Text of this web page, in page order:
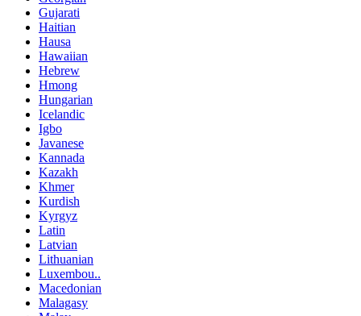
Gujarati
Haitian
Hausa
Hawaiian
Hebrew
Hmong
Hungarian
Icelandic
Igbo
Javanese
Kannada
Kazakh
Khmer
Kurdish
Kyrgyz
Latin
Latvian
Lithuanian
Luxembou..
Macedonian
Malagasy